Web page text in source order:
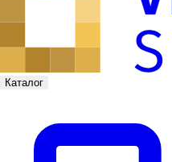
Каталог